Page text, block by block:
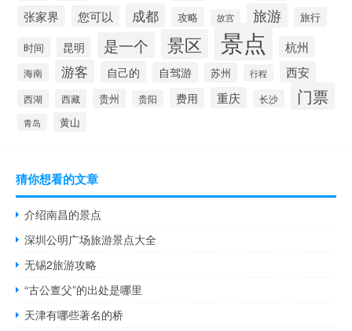
张家界 您可以 成都 攻略 故宫 旅游 旅行
时间 昆明 是一个 景区 景点 杭州
海南 游客 自己的 自驾游 苏州 行程 西安
西湖 西藏 贵州 贵阳 费用 重庆 长沙 门票
青岛 黄山
猜你想看的文章
介绍南昌的景点
深圳公明广场旅游景点大全
无锡2旅游攻略
“古公亶父”的出处是哪里
天津有哪些著名的桥